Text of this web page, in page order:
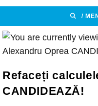
/
Refaceți
CANDIDEAZĂ!